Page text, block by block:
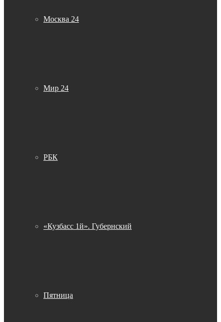
Москва 24
Мир 24
РБК
«Кузбасс 1й». Губернский
Пятница